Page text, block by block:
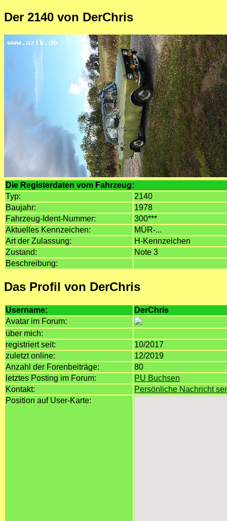
Der 2140 von DerChris
Die Registerdaten vom Fahrzeug:
Typ:
2140
Baujahr:
1978
Fahrzeug-Ident-Nummer:
300***
Aktuelles Kennzeichen:
MÜR-...
Art der Zulassung:
H-Kennzeichen
Zustand:
Note 3
Beschreibung:
Das Profil von DerChris
Username:
DerChris
Avatar im Forum:
über mich:
registriert seit:
10/2017
zuletzt online:
12/2019
Anzahl der Forenbeiträge:
80
letztes Posting im Forum:
PU Buchsen
Kontakt:
Persönliche Nachricht
Position auf User-Karte: